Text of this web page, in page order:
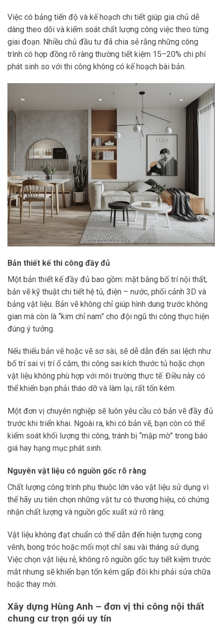
Việc có bảng tiến độ và kế hoạch chi tiết giúp gia chủ dễ
dàng theo dõi và kiểm soát chất lượng công việc theo từng
giai đoạn. Nhiều chủ đầu tư đã chia sẻ rằng những công
trình có hợp đồng rõ ràng thường tiết kiệm 15–20% chi phí
phát sinh so với thi công không có kế hoạch bài bản.
Bản thiết kế thi công đầy đủ
Một bản thiết kế đầy đủ bao gồm: mặt bằng bố trí nội thất,
bản vẽ kỹ thuật chi tiết hệ tủ, điện – nước, phối cảnh 3D và
bảng vật liệu. Bản vẽ không chỉ giúp hình dung trước không
gian mà còn là “kim chỉ nam” cho đội ngũ thi công thực hiện
đúng ý tưởng.
Nếu thiếu bản vẽ hoặc vẽ sơ sài, sẽ dễ dẫn đến sai lệch như
bố trí sai vị trí ổ cắm, thi công sai kích thước tủ hoặc chọn
vật liệu không phù hợp với môi trường thực tế. Điều này có
thể khiến bạn phải tháo dỡ và làm lại, rất tốn kém.
Một đơn vị chuyên nghiệp sẽ luôn yêu cầu có bản vẽ đầy đủ
trước khi triển khai. Ngoài ra, khi có bản vẽ, bạn còn có thể
kiểm soát khối lượng thi công, tránh bị “mập mờ” trong báo
giá hay hạng mục phát sinh.
Nguyên vật liệu có nguồn gốc rõ ràng
Chất lượng công trình phụ thuộc lớn vào vật liệu sử dụng vì
thế hãy ưu tiên chọn những vật tư có thương hiệu, có chứng
nhận chất lượng và nguồn gốc xuất xứ rõ ràng.
Vật liệu không đạt chuẩn có thể dẫn đến hiện tượng cong
vênh, bong tróc hoặc mối mọt chỉ sau vài tháng sử dụng.
Việc chọn vật liệu rẻ, không rõ nguồn gốc tuy tiết kiệm trước
mắt nhưng sẽ khiến bạn tốn kém gấp đôi khi phải sửa chữa
hoặc thay mới.
Xây dựng Hùng Anh – đơn vị thi công nội thất
chung cư trọn gói uy tín